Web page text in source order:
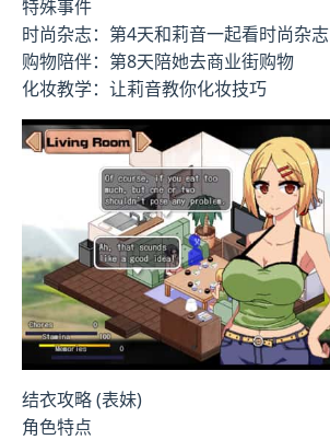
特殊事件
时尚杂志：第4天和莉音一起看时尚杂志
购物陪伴：第8天陪她去商业街购物
化妆教学：让莉音教你化妆技巧
结衣攻略 (表妹)
角色特点